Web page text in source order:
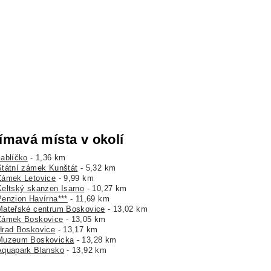
místa v okolí
- 1,36 km
zámek Kunštát - 5,32 km
Letovice - 9,99 km
skanzen Isarno - 10,27 km
Havírna*** - 11,69 km
centrum Boskovice - 13,02 km
Boskovice - 13,05 km
Boskovice - 13,17 km
Boskovicka- 13,28 km
Blansko- 13,92 km